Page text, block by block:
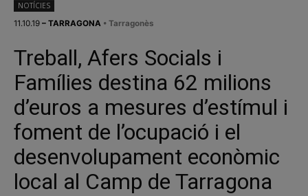
NOTÍCIES
11.10.19 – TARRAGONA • Tarragonès
Treball, Afers Socials i
Famílies destina 62 milions
d’euros a mesures d’estímul i
foment de l’ocupació i el
desenvolupament econòmic
local al Camp de Tarragona